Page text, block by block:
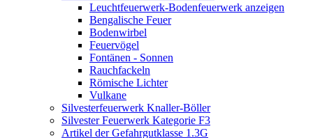
Leuchtfeuerwerk-Bodenfeuerwerk anzeigen
Bengalische Feuer
Bodenwirbel
Feuervögel
Fontänen - Sonnen
Rauchfackeln
Römische Lichter
Vulkane
Silvesterfeuerwerk Knaller-Böller
Silvester Feuerwerk Kategorie F3
Artikel der Gefahrgutklasse 1.3G